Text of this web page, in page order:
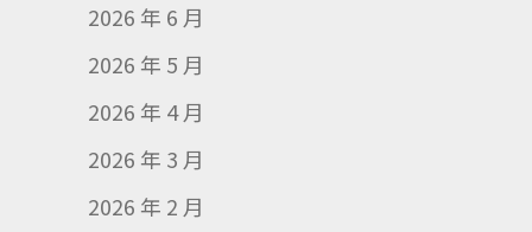
2026 年 6 月
2026 年 5 月
2026 年 4 月
2026 年 3 月
2026 年 2 月